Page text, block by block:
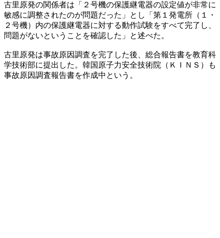
古里原発の関係者は「２号機の保護継電器の設定値が非常に
敏感に調整されたのが問題だった」とし「第１発電所（１・
２号機）内の保護継電器に対する動作試験をすべて完了し、
問題がないということを確認した」と述べた。
古里原発は事故原因調査を完了した後、総合報告書を教育科
学技術部に提出した。韓国原子力安全技術院（ＫＩＮＳ）も
事故原因調査報告書を作成中という。